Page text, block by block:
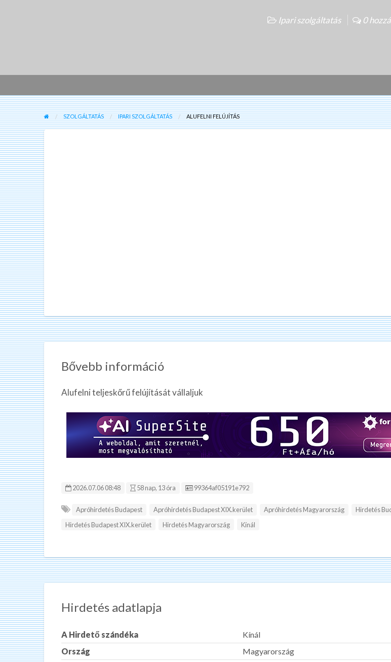
Ipari szolgáltatás 0
SZOLGÁLTATÁS IPARI SZOLGÁLTATÁS ALUFELNI FELÚJÍTÁS
Bővebb információ
Alufelni teljeskőrű felújítását vállaljuk
2026.07.06 08:48 58 nap, 13 óra Hirdetés ID:
99364af05191e792
Apróhirdetés Budapest Apróhirdetés Budapest XIX.kerület Apróhirdetés Magyarország
Hirdetés
Hirdetés Budapest XIX.kerület
Hirdetés Magyarország Kínál
Hirdetés adatlapja
A Hirdető szándéka
Kínál
Ország
Magyarország